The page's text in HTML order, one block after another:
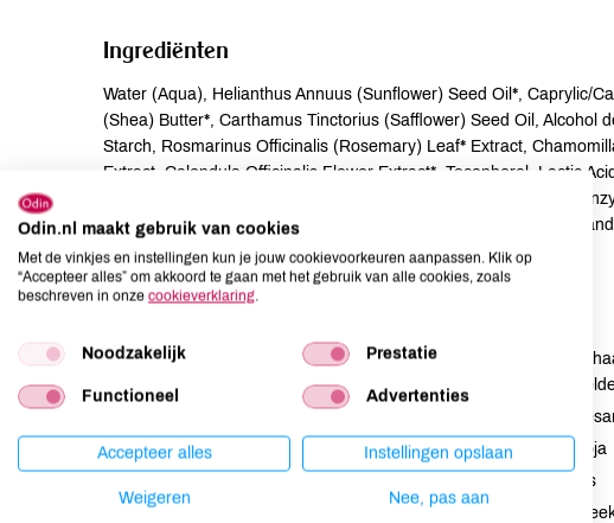
Ingrediënten
Water (Aqua), Helianthus Annuus (Sunflower) Seed Oil*, Caprylic/
(Shea) Butter*, Carthamus Tinctorius (Safflower) Seed Oil, Alcohol
Starch, Rosmarinus Officinalis (Rosemary) Leaf* Extract,
Extract, Calendula Officinalis Flower Extract*, Tocopherol, Lactic
Acid, Xanthan Gum, Glyceryl Caprylate, Fragrance (Parfum)*,
Aurantium Flower Oil*, Citrus Aurantium Peel Oil*, Geraniol*,
Pinene, Terpineol*, Vanillin*.
Allergenen
Aardnoten
onbekend
Ei
onbekend
Lactose
Lupine
Soja
Vis
Odin.nl maakt gebruik van cookies
Met de vinkjes en instellingen kun je jouw cookievoorkeuren aanpassen. Klik op
“Accepteer alles” om akkoord te gaan met het gebruik van alle cookies, zoals
beschreven in onze cookieverklaring.
Noodzakelijk Prestatie
Functioneel Advertenties
Accepteer alles Instellingen opslaan
Weigeren Nee, pas aan